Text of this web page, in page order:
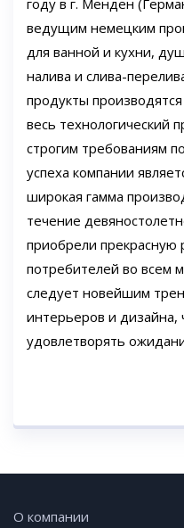
ведущим немецким
для ванной и кухни,
налива и слива-
продукты
весь технологический
строгим требованиям
успеха компании
широкая гамма
течение
приобрели прекрасную
потребителей во всем
следует новейшим
интерьеров и
удовлетворять
О компании